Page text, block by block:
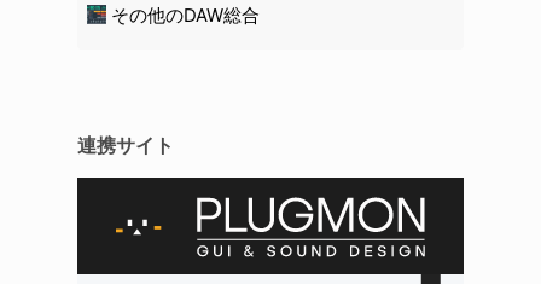
その他のDAW総合
連携サイト